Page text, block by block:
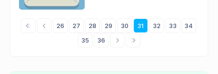
26 27 28 29 30 31 32 33
34
35
36